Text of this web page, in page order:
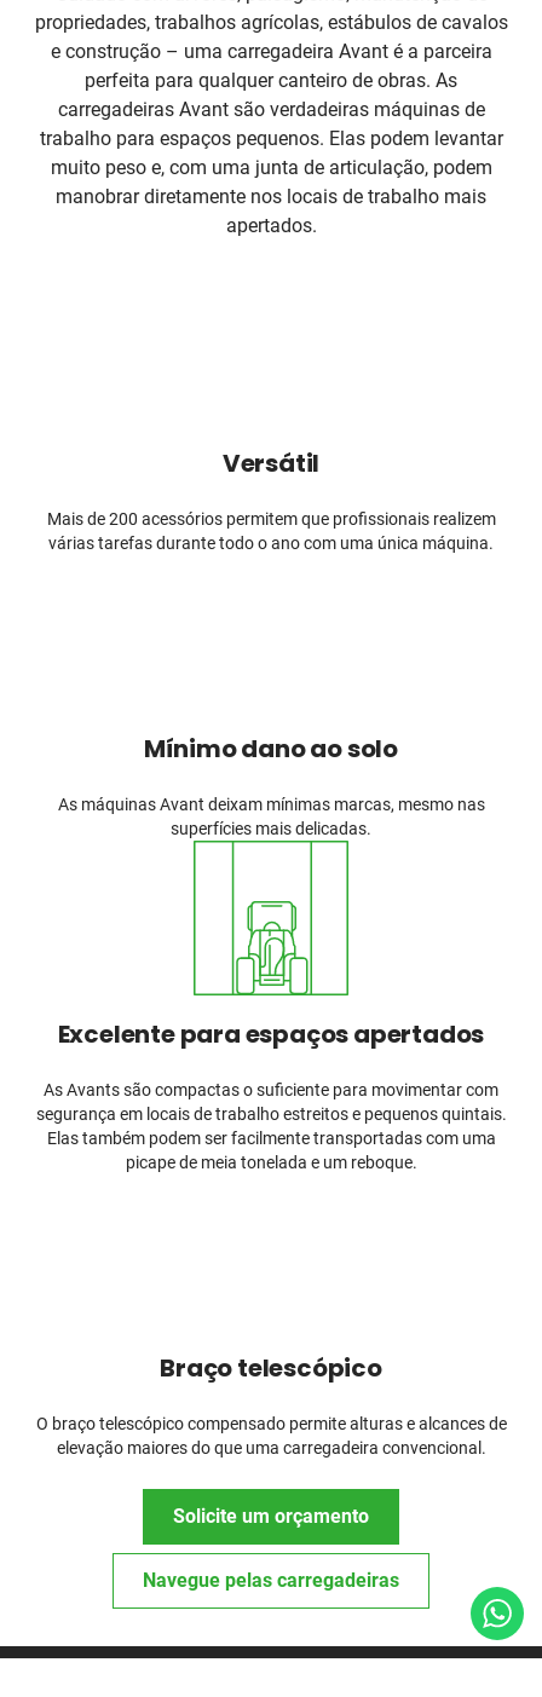
propriedades, trabalhos agrícolas, estábulos de cavalos
e construção – uma carregadeira Avant é a parceira
perfeita para qualquer canteiro de obras. As
carregadeiras Avant são verdadeiras máquinas de
trabalho para espaços pequenos. Elas podem levantar
muito peso e, com uma junta de articulação, podem
manobrar diretamente nos locais de trabalho mais
apertados.
Versátil
Mais de 200 acessórios permitem que profissionais realizem
várias tarefas durante todo o ano com uma única máquina.
Mínimo dano ao solo
As máquinas Avant deixam mínimas marcas, mesmo nas
superfícies mais delicadas.
Excelente para espaços apertados
As Avants são compactas o suficiente para movimentar com
segurança em locais de trabalho estreitos e pequenos quintais.
Elas também podem ser facilmente transportadas com uma
picape de meia tonelada e um reboque.
Braço telescópico
O braço telescópico compensado permite alturas e alcances de
elevação maiores do que uma carregadeira convencional.
Solicite um orçamento
Navegue pelas carregadeiras